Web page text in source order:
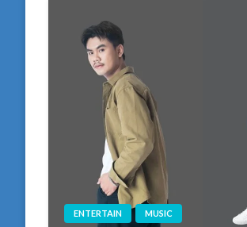
ENTERTAIN MUSIC